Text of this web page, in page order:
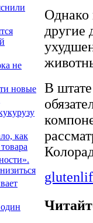
не
новые
как
Однако
В